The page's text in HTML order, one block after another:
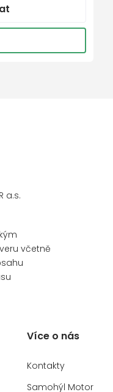
HIGH
víka
telefony
a.s.
včetně
Více o nás
Kontakty
Samohýl Motor